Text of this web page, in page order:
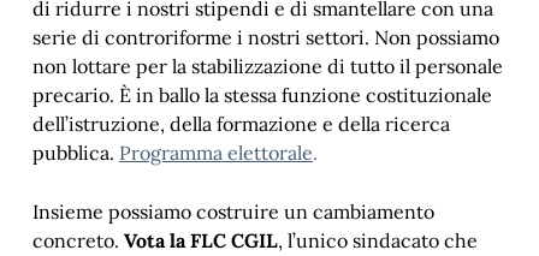
di ridurre i nostri stipendi e di smantellare con una
serie di controriforme i nostri settori. Non possiamo
non lottare per la stabilizzazione di tutto il personale
precario. È in ballo la stessa funzione costituzionale
dell’istruzione, della formazione e della ricerca
pubblica. Programma elettorale.
Insieme possiamo costruire un cambiamento
concreto. Vota laFLC CGIL, l’unico sindacato che